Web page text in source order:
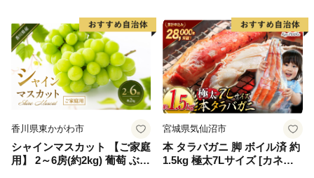
農家直送 期間限定 特産品 サ
イズミックス くらもとファー
ム 愛南町 愛媛県
香川県東かがわ市
シャインマスカット 【ご家庭
用】 2～6房(約2kg) 葡萄 ぶど
宮城県気仙沼市
本 タラバガニ 脚 ボイル済 約
1.5kg 極太7Lサイズ [カネダ